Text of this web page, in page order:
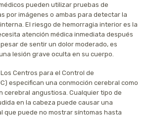
pueden utilizar pruebas de
por imágenes o ambas para detectar la
El riesgo de hemorragia interior es la
atención médica inmediata después
de sentir un dolor moderado, es
lesión grave oculta en su cuerpo.
Los Centros para el Control de
especifican una conmoción cerebral como
cerebral angustiosa. Cualquier tipo de
en la cabeza puede causar una
que puede no mostrar síntomas hasta